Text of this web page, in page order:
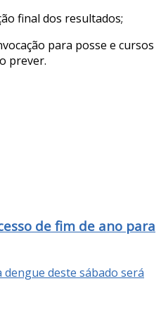
final dos resultados;
para posse e cursos
prever.
de fim de ano para